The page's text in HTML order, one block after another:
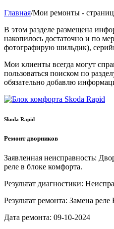
Главная/Мои ремонты -
В этом разделе размещена
накопилось достаточно и по
фотографирую шильдик),
Мои клиенты всегда могут
пользоваться поиском по
обязательно добавлю
Skoda Rapid
Ремонт дворников
Заявленная неисправность:
реле в блоке комфорта.
Результат диагностики:
Результат ремонта: Замена реле
Дата ремонта: 09-10-2024